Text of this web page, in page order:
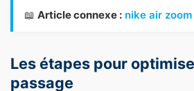
📖 Article connexe : nike air
Les étapes pour
passage